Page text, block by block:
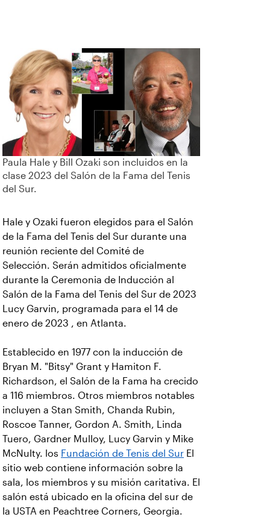
Paula Hale y Bill Ozaki son incluidos en la
clase 2023 del Salón de la Fama del Tenis
del Sur.
Hale y Ozaki fueron elegidos para el Salón
de la Fama del Tenis del Sur durante una
reunión reciente del Comité de
Selección. Serán admitidos oficialmente
durante la Ceremonia de Inducción al
Salón de la Fama del Tenis del Sur de 2023
Lucy Garvin, programada para el 14 de
enero de 2023 , en Atlanta.
Establecido en 1977 con la inducción de
Bryan M. "Bitsy" Grant y Hamiton F.
Richardson, el Salón de la Fama ha crecido
a 116 miembros. Otros miembros notables
incluyen a Stan Smith, Chanda Rubin,
Roscoe Tanner, Gordon A. Smith, Linda
Tuero, Gardner Mulloy, Lucy Garvin y Mike
McNulty. los Fundación de Tenis del Sur El
sitio web contiene información sobre la
sala, los miembros y su misión caritativa. El
salón está ubicado en la oficina del sur de
la USTA en Peachtree Corners, Georgia.